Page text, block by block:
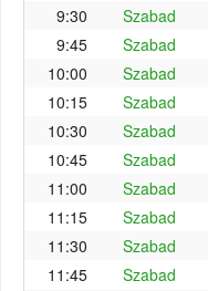
9:30
Szabad
9:45
Szabad
10:00
Szabad
10:15
Szabad
10:30
Szabad
10:45
Szabad
11:00
Szabad
11:15
Szabad
11:30
Szabad
11:45
Szabad